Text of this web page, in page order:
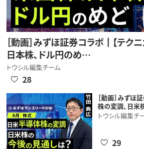
［動画］みずほ証券コラボ┃【テク
日本株、ドル円のめ…
トウシル編集チーム
28
［動画］みずほ
株の変調、日
トウシル編集チ
29